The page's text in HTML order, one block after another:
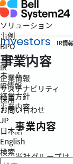
ソリューション
事例
BPO
ニュース
IR
企業情報
サステナビリティ
採用
お問い合わせ
JP
日本語
English
検索
Investors IR情報
事業内容
ホーム
IR情報
経営方針
事業内容
事業内容
当社グループは